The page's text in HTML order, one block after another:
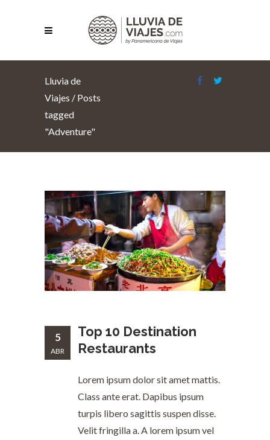
Lluvia de
Viajes / Posts
tagged
"Adventure"
5
ABR
Top 10 Destination
Restaurants
Lorem ipsum dolor sit amet mattis.
Class ante erat. Dapibus ipsum
turpis libero sagittis suspen disse.
Velit fringilla a. A lorem ipsum vel